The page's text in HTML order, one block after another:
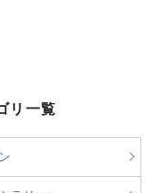
リ一覧